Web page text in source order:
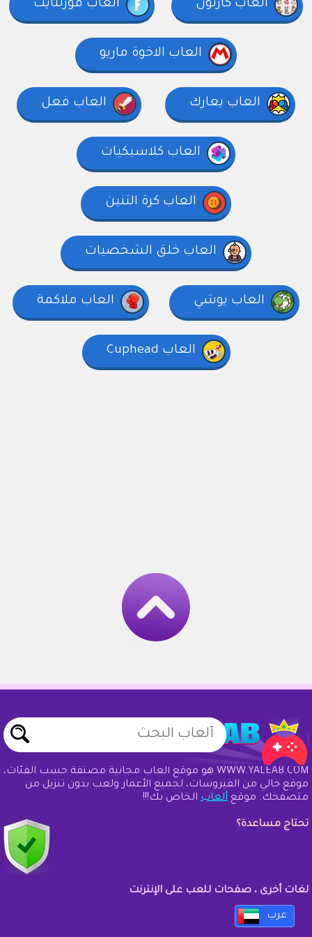
العاب كارتون العاب فورتنايت
العاب الاخوة ماريو
العاب يعارك العاب فعل
العاب كلاسيكيات
العاب كرة التنين
العاب خلق الشخصيات
العاب يوشي العاب ملاكمة
العاب Cuphead
WWW.YALEAB.COM هو موقع ألعاب مجانية مصنفة حسب الفئات،
موقع خالي من الفيروسات، لجميع الأعمار ولعب بدون تنزيل من
متصفحك. موقع ألعاب الخاص بك!!!
تحتاج مساعدة؟
لغات أخرى ، صفحات للعب على الإنترنت
عرب